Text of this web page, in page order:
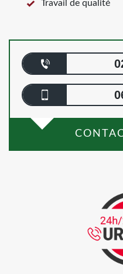
Travail de qualité